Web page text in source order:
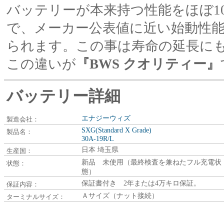
バッテリーが本来持つ性能をほぼ
で、メーカー公表値に近い始動性
られます。この事は寿命の延長に
この違いが 『BWS クオリティー』
バッテリー詳細
製造会社： エナジーウィズ
製品名：
SXG(Standard X Grade)
30A-19R/L
生産国： 日本 埼玉県
状態：
新品 未使用（最終検査を兼ねたフル充電状
態）
保証内容： 保証書付き 2年または4万キロ保証。
ターミナルサイズ： Ａサイズ（ナット接続）